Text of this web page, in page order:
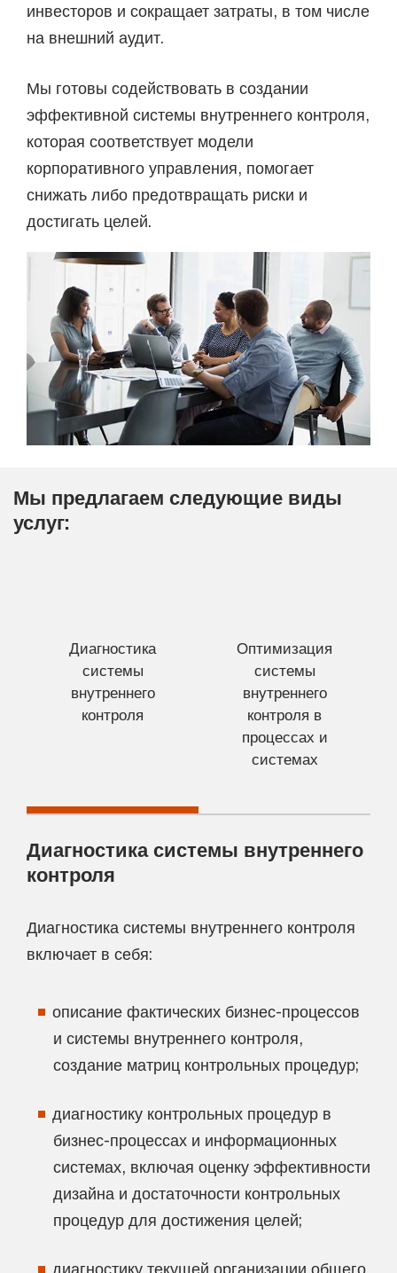
инвесторов и сокращает затраты, в том числе
на внешний аудит.
Мы готовы содействовать в создании
эффективной системы внутреннего контроля,
которая соответствует модели
корпоративного управления, помогает
снижать либо предотвращать риски и
достигать целей.
Мы предлагаем следующие виды
услуг:
Диагностика
системы
внутреннего
контроля
Оптимизация
системы
внутреннего
контроля в
процессах и
системах
Диагностика системы внутреннего
контроля
Диагностика системы внутреннего контроля
включает в себя:
описание фактических бизнес-процессов
и системы внутреннего контроля,
создание матриц контрольных процедур;
диагностику контрольных процедур в
бизнес-процессах и информационных
системах, включая оценку эффективности
дизайна и достаточности контрольных
процедур для достижения целей;
диагностику текущей организации общего